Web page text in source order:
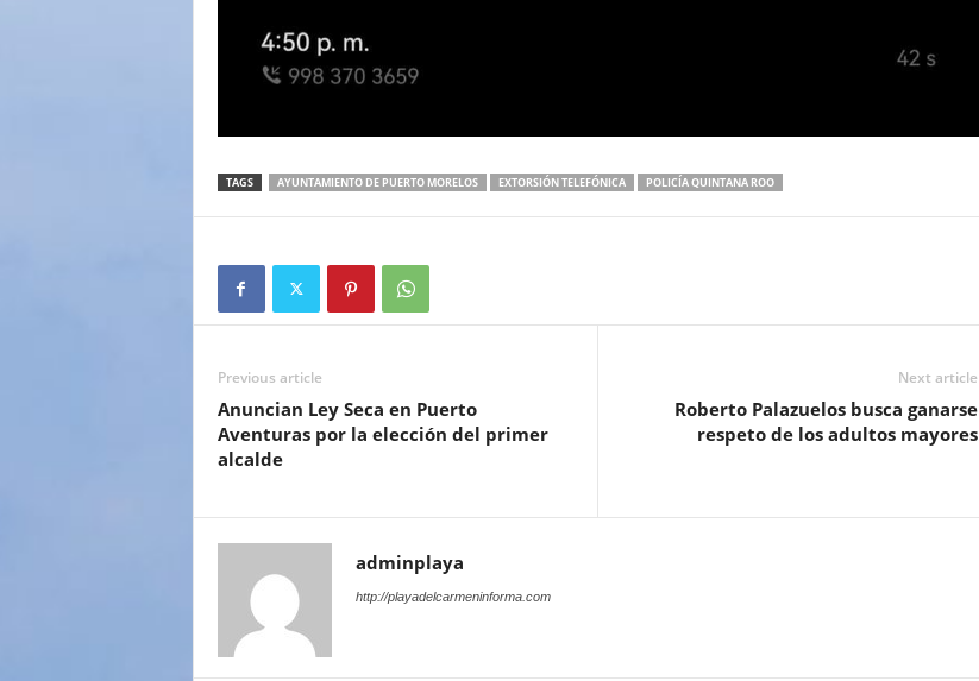
TAGS AYUNTAMIENTO DE PUERTO MORELOS EXTORSIÓN TELEFÓNICA POLICÍA QUINTANA ROO
Previous article
Anuncian Ley Seca en Puerto
Aventuras por la elección del primer
alcalde
Next article
Roberto Palazuelos busca ganarse
respeto de los adultos mayores
adminplaya
http://playadelcarmeninforma.com